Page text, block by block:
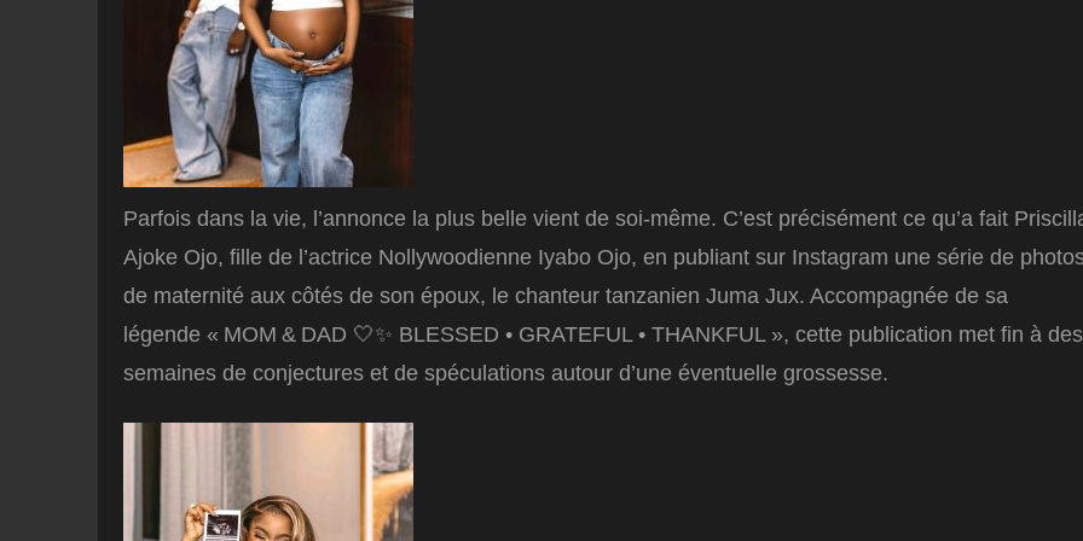
Parfois dans la vie, l’annonce la plus belle vient de soi-même. C’est précisément ce qu’a fait
Ajoke Ojo, fille de l’actrice Nollywoodienne Iyabo Ojo, en publiant sur Instagram une série de
de maternité aux côtés de son époux, le chanteur tanzanien Juma Jux. Accompagnée de sa
légende « MOM & DAD 🤍✨ BLESSED • GRATEFUL • THANKFUL », cette publication met fin à des
semaines de conjectures et de spéculations autour d’une éventuelle grossesse.